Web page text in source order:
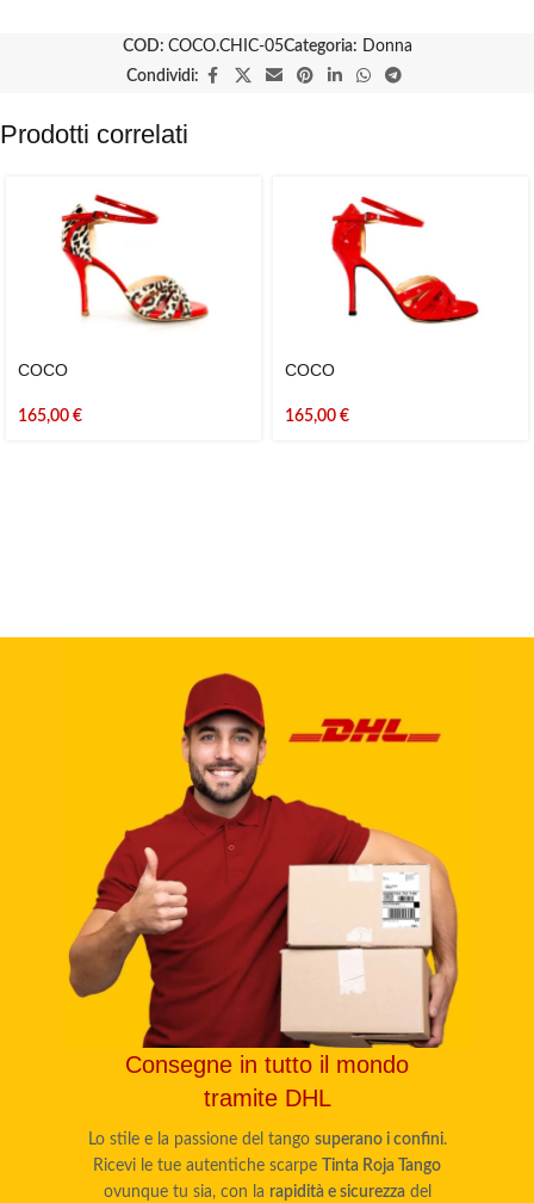
COD: COCO.CHIC-05Categoria: Donna
Condividi:
Prodotti correlati
COCO
165,00 €
COCO
165,00 €
Consegne in tutto il mondo
tramite DHL
Lo stile e la passione del tango superano i confini.
Ricevi le tue autentiche scarpe
Tinta Roja Tango
ovunque tu sia, con la rapidità e sicurezzadel